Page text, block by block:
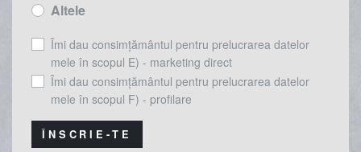
Altele
Îmi dau consimțământul pentru prelucrarea datelor
mele în scopul E) - marketing direct
Îmi dau consimțământul pentru prelucrarea datelor
mele în scopul F) - profilare
ÎNSCRIE-TE